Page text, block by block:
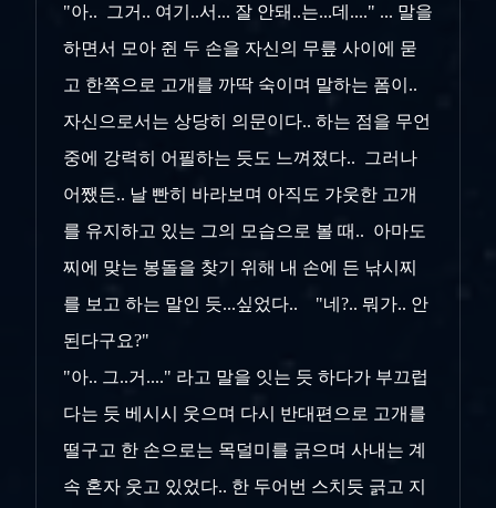
"아.. 그거.. 여기..서... 잘 안돼..는...데...." ... 말을
하면서 모아 쥔 두 손을 자신의 무릎 사이에 묻
고 한쪽으로 고개를 까딱 숙이며 말하는 폼이..
자신으로서는 상당히 의문이다.. 하는 점을 무언
중에 강력히 어필하는 듯도 느껴졌다.. 그러나
어쨌든.. 날 빤히 바라보며 아직도 갸웃한 고개
를 유지하고 있는 그의 모습으로 볼 때.. 아마도
찌에 맞는 봉돌을 찾기 위해 내 손에 든 낚시찌
를 보고 하는 말인 듯...싶었다.. "네?.. 뭐가.. 안
된다구요?"
"아.. 그..거...." 라고 말을 잇는 듯 하다가 부끄럽
다는 듯 베시시 웃으며 다시 반대편으로 고개를
떨구고 한 손으로는 목덜미를 긁으며 사내는 계
속 혼자 웃고 있었다.. 한 두어번 스치듯 긁고 지